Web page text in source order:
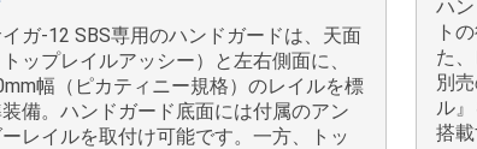
ガ-12 SBS専用のハンドガードは、天面
ップレイルアッシー）と左右側面に、
幅（ピカティニー規格）のレイルを標
備。ハンドガード底面には付属のアン
レイルを取付け可能です。一方、トッ
ハ
ト
た
別
ル
搭載